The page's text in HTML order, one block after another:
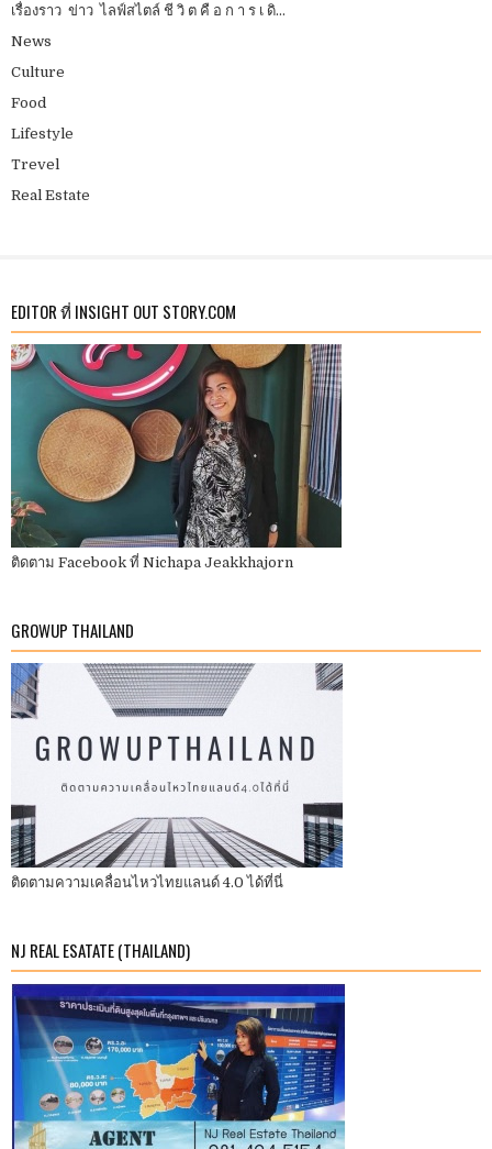
เรื่องราว ข่าว ไลฟ์สไตล์ ชี วิ ต คื อ ก า ร เ ดิ...
News
Culture
Food
Lifestyle
Trevel
Real Estate
EDITOR ที่ INSIGHT OUT STORY.COM
ติดตาม Facebook ที่ Nichapa Jeakkhajorn
GROWUP THAILAND
ติดตามความเคลื่อนไหวไทยแลนด์ 4.0 ได้ที่นี่
NJ REAL ESATATE (THAILAND)